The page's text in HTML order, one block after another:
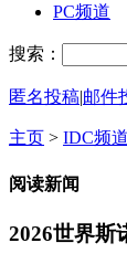
PC频道
搜索：
匿名投稿|邮件
主页 > IDC频道
阅读新闻
2026世界斯